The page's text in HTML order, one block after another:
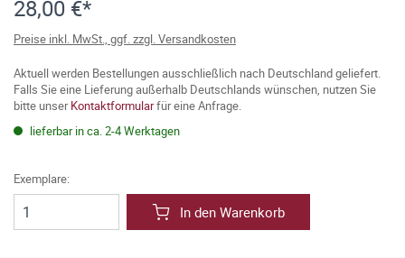
28,00 €*
Preise inkl. MwSt., ggf. zzgl. Versandkosten
Aktuell werden Bestellungen ausschließlich nach Deutschland geliefert.
Falls Sie eine Lieferung außerhalb Deutschlands wünschen, nutzen Sie
bitte unserKontaktformularfür eine Anfrage.
lieferbar in ca. 2-4 Werktagen
Exemplare:
In den Warenkorb